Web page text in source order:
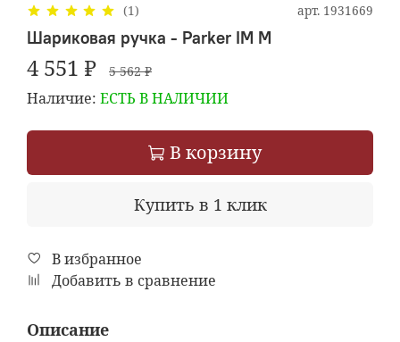
(1) арт. 1931669
Шариковая ручка - Parker IM M
4 551 ₽ 5 562 ₽
Наличие: ЕСТЬ В НАЛИЧИИ
В корзину
Купить в 1 клик
В избранное
Добавить в сравнение
Описание